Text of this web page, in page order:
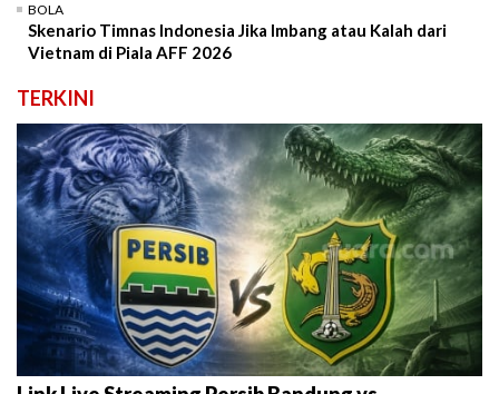
BOLA
Skenario Timnas Indonesia Jika Imbang atau Kalah dari
Vietnam di Piala AFF 2026
TERKINI